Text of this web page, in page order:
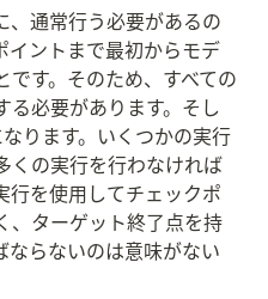
、通常行う必要があるの
イントまで最初からモデ
す。そのため、すべての
る必要があります。そし
ります。いくつかの実行
くの実行を行わなければ
行を使用してチェックポ
、ターゲット終了点を持
ならないのは意味がない